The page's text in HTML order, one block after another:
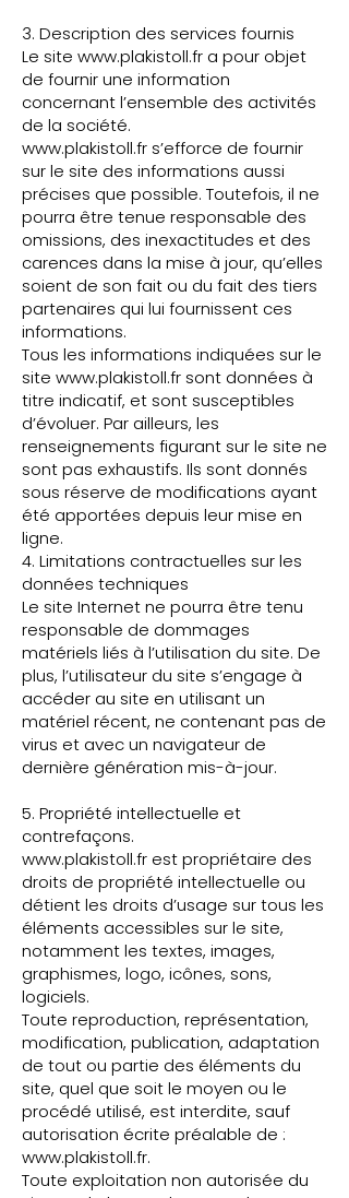
3. Description des services fournis
Le site www.plakistoll.fr a pour objet
de fournir une information
concernant l’ensemble des activités
de la société.
www.plakistoll.fr s’efforce de fournir
sur le site des informations aussi
précises que possible. Toutefois, il ne
pourra être tenue responsable des
omissions, des inexactitudes et des
carences dans la mise à jour, qu’elles
soient de son fait ou du fait des tiers
partenaires qui lui fournissent ces
informations.
Tous les informations indiquées sur le
site www.plakistoll.fr sont données à
titre indicatif, et sont susceptibles
d’évoluer. Par ailleurs, les
renseignements figurant sur le site ne
sont pas exhaustifs. Ils sont donnés
sous réserve de modifications ayant
été apportées depuis leur mise en
ligne.
​4. Limitations contractuelles sur les
données techniques
Le site Internet ne pourra être tenu
responsable de dommages
matériels liés à l’utilisation du site. De
plus, l’utilisateur du site s’engage à
accéder au site en utilisant un
matériel récent, ne contenant pas de
virus et avec un navigateur de
dernière génération mis-à-jour.
5. Propriété intellectuelle et
contrefaçons.
www.plakistoll.fr est propriétaire des
droits de propriété intellectuelle ou
détient les droits d’usage sur tous les
éléments accessibles sur le site,
notamment les textes, images,
graphismes, logo, icônes, sons,
logiciels.
Toute reproduction, représentation,
modification, publication, adaptation
de tout ou partie des éléments du
site, quel que soit le moyen ou le
procédé utilisé, est interdite, sauf
autorisation écrite préalable de :
www.plakistoll.fr.
Toute exploitation non autorisée du